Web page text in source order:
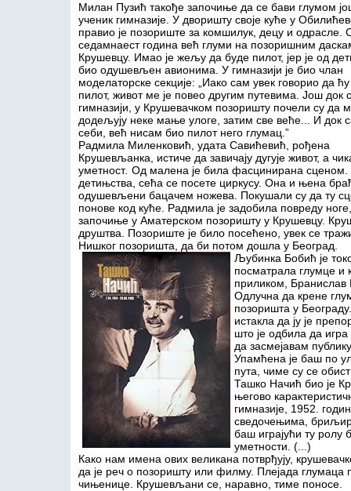
Милан Пузић такође започиње да се бави глумом
ученик гимназије. У дворишту своје куће у
правио је позориште за комшилук, децу и одрасле.
седамнаест година већ глуми на позоришним
Крушевцу. Имао је жељу да буде пилот, јер је од
био одушевљен авионима. У гимназији је био члан
моделаторске секције: „Иако сам увек говорио да
пилот, живот ме је повео другим путевима. Још док
гимназији, у Крушевачком позоришту почели су да
додељују неке мање улоге, затим све веће... И док
себи, већ нисам био пилот него глумац.”
Радмила Миленковић, удата Савићевић, рођена
Крушевљанка, истиче да завичају дугује живот, а
уметност. Од малена је била фасцинирана сценом.
детињства, сећа се посете циркусу. Она и њена
одушевљени бацачем ножева. Покушали су да ту
понове код куће. Радмила је задобила повреду
започиње у Аматерском позоришту у Крушевцу.
друштва. Позориште је било посећено, увек се
Нишког позоришта, да би потом дошла у Београд.
Љубинка Бобић је
посматрала глумце и
приликом, Бранислав
Одлучна да крене
позоришта у
истакла да ју је
што је одбила да
да засмејавам
Упамћена је баш по
пута, чиме су се
Ташко Начић био је
његово
гимназије, 1952.
сведочењима,
баш играјући ту
уметности. (...)
Како нам имена ових великана потврђују,
да је реч о позоришту или филму. Плејада глумаца
чињенице. Крушевљани се, наравно, тиме поносе.